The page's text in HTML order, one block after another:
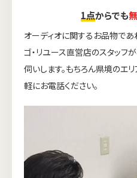
1点からでも
オーディオに関するお品物で
ゴ・リユース直営店のスタッ
伺いします。もちろん県境のエ
軽にお電話ください。